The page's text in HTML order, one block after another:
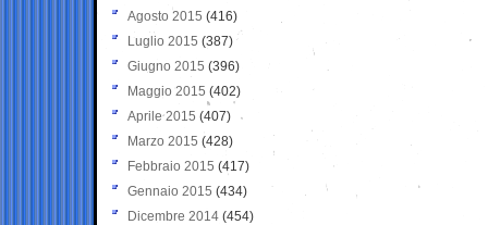
Agosto 2015 (416)
Luglio 2015 (387)
Giugno 2015 (396)
Maggio 2015 (402)
Aprile 2015 (407)
Marzo 2015 (428)
Febbraio 2015 (417)
Gennaio 2015 (434)
Dicembre 2014 (454)